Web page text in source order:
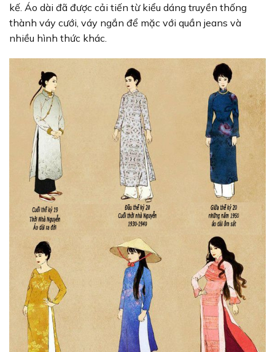
kế. Áo dài đã được cải tiến từ kiểu dáng truyền thống
thành váy cưới, váy ngắn để mặc với quần jeans và
nhiều hình thức khác.